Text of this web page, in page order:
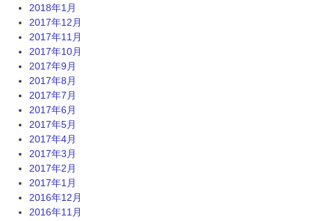
2018年1月
2017年12月
2017年11月
2017年10月
2017年9月
2017年8月
2017年7月
2017年6月
2017年5月
2017年4月
2017年3月
2017年2月
2017年1月
2016年12月
2016年11月